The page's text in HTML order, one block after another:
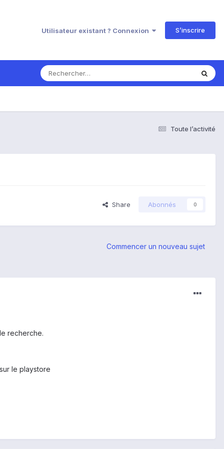
Utilisateur existant ? Connexion S’inscrire
Toute l’activité
Share Abonnés 0
Commencer un nouveau sujet
recherche.
le playstore